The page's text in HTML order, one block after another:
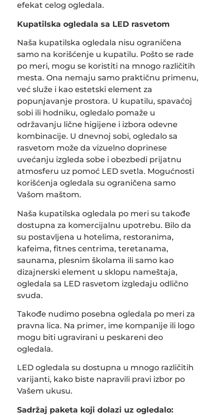
efekat celog ogledala.
Kupatilska ogledala sa LED rasvetom
Naša kupatilska ogledala nisu ograničena
samo na korišćenje u kupatilu. Pošto se rade
po meri, mogu se koristiti na mnogo različitih
mesta. Ona nemaju samo praktičnu primenu,
već služe i kao estetski element za
popunjavanje prostora. U kupatilu, spavaćoj
sobi ili hodniku, ogledalo pomaže u
održavanju lične higijene i izbora odevne
kombinacije. U dnevnoj sobi, ogledalo sa
rasvetom može da vizuelno doprinese
uvećanju izgleda sobe i obezbedi prijatnu
atmosferu uz pomoć LED svetla. Mogućnosti
korišćenja ogledala su ograničena samo
Vašom maštom.
Naša kupatilska ogledala po meri su takođe
dostupna za komercijalnu upotrebu. Bilo da
su postavljena u hotelima, restoranima,
kafeima, fitnes centrima, teretanama,
saunama, plesnim školama ili samo kao
dizajnerski element u sklopu nameštaja,
ogledala sa LED rasvetom izgledaju odlično
svuda.
Takođe nudimo posebna ogledala po meri za
pravna lica. Na primer, ime kompanije ili logo
mogu biti ugravirani u peskareni deo
ogledala.
LED ogledala su dostupna u mnogo različitih
varijanti, kako biste napravili pravi izbor po
Vašem ukusu.
Sadržaj paketa koji dolazi uz ogledalo: